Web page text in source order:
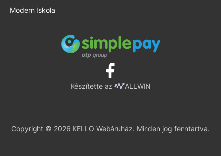
Modern Iskola
Készítette az ALLWIN
Copyright © 2026 KELLO Webáruház. Minden jog fenntartva.